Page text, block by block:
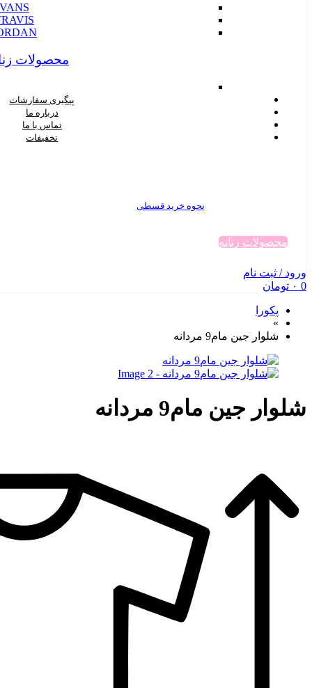
VANS
محصولات
پیگیری سفارشات
درباره ما
تماس با ما
تخفیفات
نحوه خرید قسطی
محصولات زنانه
ورود / ثبت نام
0 ۰ تومان
پکورا
»
شلوار جین مام9 مردانه
شلوار جین مام9 مردانه